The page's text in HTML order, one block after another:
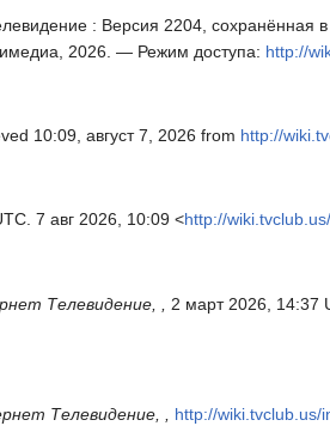
: Версия 2204,
2026. — Режим доступа: http://
10:09, август 7, 2026 from http://
7 авг 2026, 10:09 <http://
Телевидение, , 2 март 2026, 14:37
Телевидение, , http://wiki.tvclub.us/